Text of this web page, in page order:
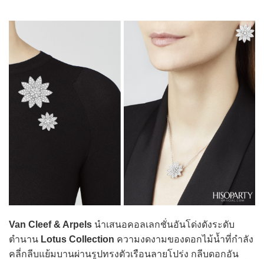
Van Cleef & Arpels นำเสนอคอลเลกชั่นอันโด่งดังระดับ
ตำนาน Lotus Collection ความงดงามของดอกไม้น้ำที่กำลัง
คลี่กลีบแย้มบานผ่านรูปทรงตัวเรือนลายโปร่ง กลีบดอกอัน